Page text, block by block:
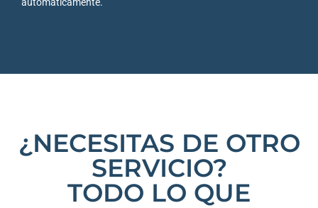
¿NECESITAS DE OTRO
SERVICIO?
TODO LO QUE